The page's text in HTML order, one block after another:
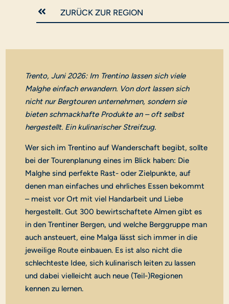
 ZURÜCK ZUR REGION
Trento, Juni 2026: Im Trentino lassen sich viele
Malghe einfach erwandern. Von dort lassen sich
nicht nur Bergtouren unternehmen, sondern sie
bieten schmackhafte Produkte an – oft selbst
hergestellt. Ein kulinarischer Streifzug.
Wer sich im Trentino auf Wanderschaft begibt, sollte
bei der Tourenplanung eines im Blick haben: Die
Malghe sind perfekte Rast- oder Zielpunkte, auf
denen man einfaches und ehrliches Essen bekommt
– meist vor Ort mit viel Handarbeit und Liebe
hergestellt. Gut 300 bewirtschaftete Almen gibt es
in den Trentiner Bergen, und welche Berggruppe man
auch ansteuert, eine Malga lässt sich immer in die
jeweilige Route einbauen. Es ist also nicht die
schlechteste Idee, sich kulinarisch leiten zu lassen
und dabei vielleicht auch neue (Teil-)Regionen
kennen zu lernen.